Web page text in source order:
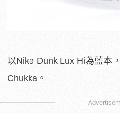
以Nike Dunk Lux Hi為藍本
Chukka。